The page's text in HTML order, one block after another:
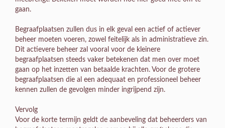
gaan.
Begraafplaatsen zullen dus in elk geval een actief of actiever
beheer moeten voeren, zowel feitelijk als in administratieve zin.
Dit actievere beheer zal vooral voor de kleinere
begraafplaatsen steeds vaker betekenen dat men over moet
gaan op het inzetten van betaalde krachten. Voor de grotere
begraafplaatsen die al een adequaat en professioneel beheer
kennen zullen de gevolgen minder ingrijpend zijn.
Vervolg
Voor de korte termijn geldt de aanbeveling dat beheerders van